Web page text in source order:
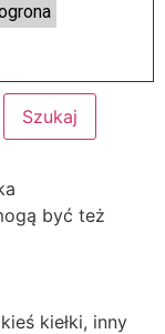
być też
kiełki, inny